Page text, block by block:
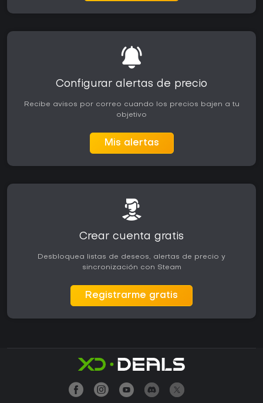
Configurar alertas de precio
Recibe avisos por correo cuando los precios bajen a tu
objetivo
Mis alertas
Crear cuenta gratis
Desbloquea listas de deseos, alertas de precio y
sincronización con Steam
Registrarme gratis